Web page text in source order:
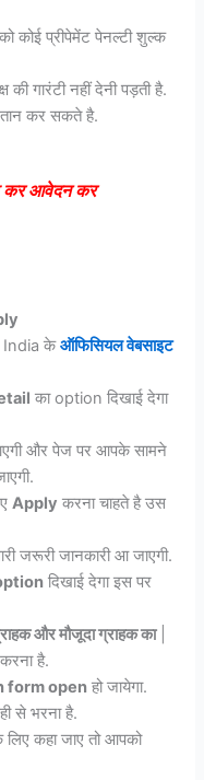
कोई प्रीपेमेंट पेनल्टी शुल्क
गारंटी नहीं देनी पड़ती है.
कर सकते है.
कर आवेदन कर
India केऑफिसियल वेबसाइट
का option दिखाई देगा
और पेज पर आपके सामने
Apply करना चाहते है उस
जरूरी जानकारी आ जाएगी.
दिखाई देगा इस पर
और मौजूदा ग्राहक का|
है.
form open हो जायेगा.
से भरना है.
कहा जाए तो आपको